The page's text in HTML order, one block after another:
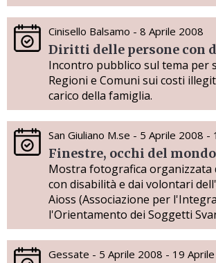
Cinisello Balsamo - 8 Aprile 2008
Diritti delle persone con
Incontro pubblico sul tema per
Regioni e Comuni sui costi
carico della famiglia.
San Giuliano M.se - 5 Aprile 2008 -
Finestre, occhi del mondo
Mostra fotografica organizzata
con disabilità e dai volontari
Aioss (Associazione per
l'Orientamento dei Soggetti
Gessate - 5 Aprile 2008 - 19